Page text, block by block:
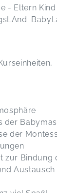
- Eltern
der
der
zur Bindung
Austausch